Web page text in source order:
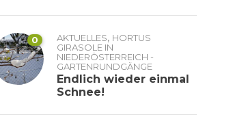
0 AKTUELLES, HORTUS
GIRASOLE IN
NIEDERÖSTERREICH -
GARTENRUNDGÄNGE
Endlich wieder einmal
Schnee!